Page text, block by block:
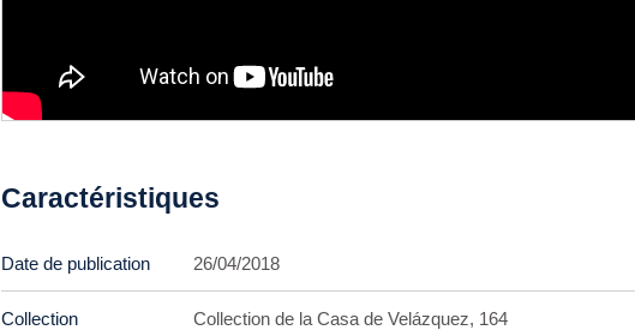
Caractéristiques
Date de publication 26/04/2018
Collection Collection de la Casa de Velázquez, 164